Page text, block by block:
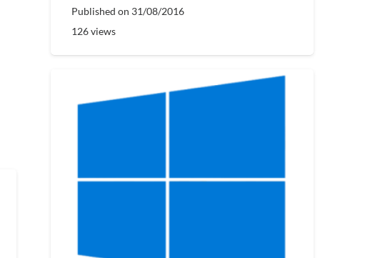
Published on 31/08/2016
126views